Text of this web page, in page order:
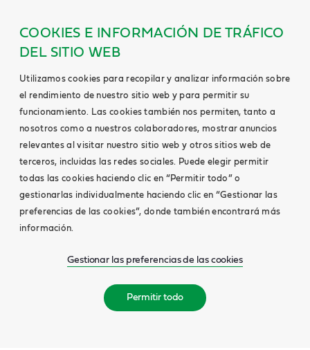
COOKIES E INFORMACIÓN DE TRÁFICO
DEL SITIO WEB
Utilizamos cookies para recopilar y analizar información sobre
el rendimiento de nuestro sitio web y para permitir su
funcionamiento. Las cookies también nos permiten, tanto a
nosotros como a nuestros colaboradores, mostrar anuncios
relevantes al visitar nuestro sitio web y otros sitios web de
terceros, incluidas las redes sociales. Puede elegir permitir
todas las cookies haciendo clic en “Permitir todo” o
gestionarlas individualmente haciendo clic en “Gestionar las
preferencias de las cookies”, donde también encontrará más
información.
Gestionar las preferencias de las cookies
Permitir todo